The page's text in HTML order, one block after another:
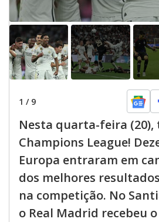
1 / 9
Nesta quarta-feira (20),
Champions League!
Europa entraram em
dos melhores
na competição. No
o Real Madrid recebeu